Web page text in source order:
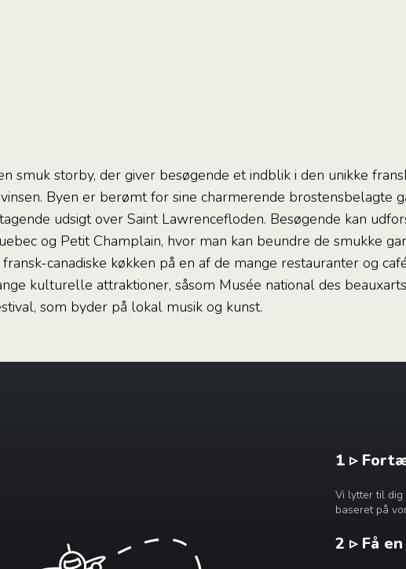
smuk storby, der giver besøgende et indblik i den unikke
Byen er berømt for sine charmerende brostensbelagte
udsigt over Saint Lawrencefloden. Besøgende kan
og Petit Champlain, hvor man kan beundre de smukke
canadiske køkken på en af de mange restauranter og
kulturelle attraktioner, såsom Musée national des
som byder på lokal musik og kunst.
1 ▹
Vi lytter til
baseret på
2 ▹ Få